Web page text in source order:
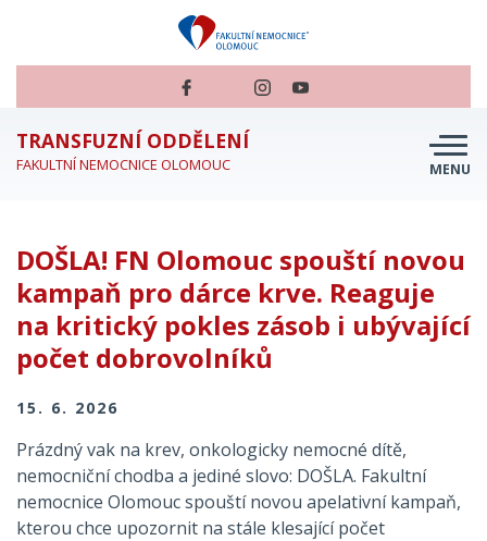
TRANSFUZNÍ ODDĚLENÍ
FAKULTNÍ NEMOCNICE OLOMOUC MENU
JSEM DÁRCE
JSEM PACIENT
JSEM ZDRAVOTNÍK
PERSONÁL A KONTAKTY
DOŠLA! FN Olomouc spouští novou
kampaň pro dárce krve. Reaguje
na kritický pokles zásob i ubývající
počet dobrovolníků
15. 6. 2026
Prázdný vak na krev, onkologicky nemocné dítě,
nemocniční chodba a jediné slovo: DOŠLA. Fakultní
nemocnice Olomouc spouští novou apelativní kampaň,
kterou chce upozornit na stále klesající počet